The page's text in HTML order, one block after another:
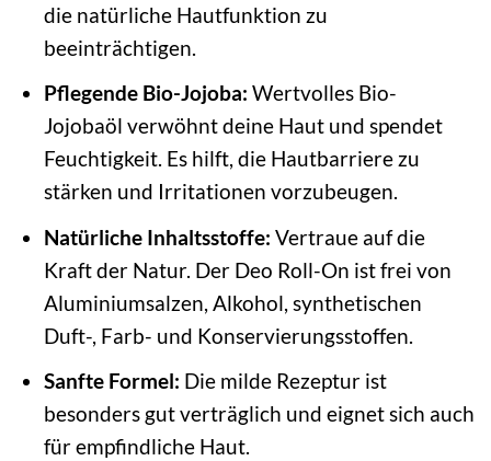
die natürliche Hautfunktion zu
beeinträchtigen.
Pflegende Bio-Jojoba: Wertvolles Bio-
Jojobaöl verwöhnt deine Haut und spendet
Feuchtigkeit. Es hilft, die Hautbarriere zu
stärken und Irritationen vorzubeugen.
Natürliche Inhaltsstoffe: Vertraue auf die
Kraft der Natur. Der Deo Roll-On ist frei von
Aluminiumsalzen, Alkohol, synthetischen
Duft-, Farb- und Konservierungsstoffen.
Sanfte Formel: Die milde Rezeptur ist
besonders gut verträglich und eignet sich auch
für empfindliche Haut.